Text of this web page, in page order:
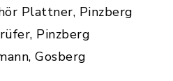
Plattner, Pinzberg
Pinzberg
Gosberg